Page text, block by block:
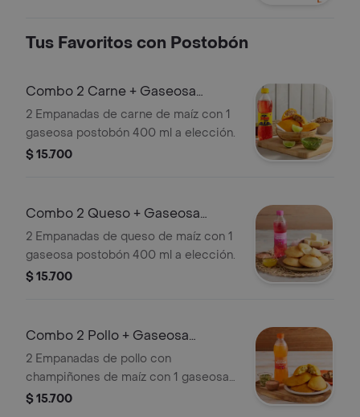
Tus Favoritos con Postobón
Combo 2 Carne + Gaseosa
Postobón 400 ml
2 Empanadas de carne de maíz con 1
gaseosa postobón 400 ml a elección.
$ 15.700
Combo 2 Queso + Gaseosa
Postobón 400 ml
2 Empanadas de queso de maíz con 1
gaseosa postobón 400 ml a elección.
$ 15.700
Combo 2 Pollo + Gaseosa
Postobón 400 ml
2 Empanadas de pollo con
champiñones de maíz con 1 gaseosa
$ 15.700